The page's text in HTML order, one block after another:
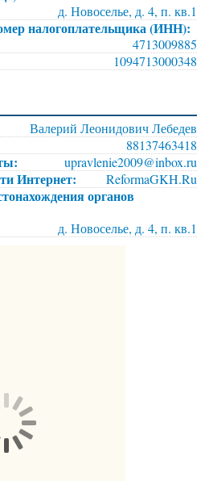
д. Новоселье, д. 4, п. кв.1
налогоплательщика (ИНН):
4713009885
1094713000348
Валерий Леонидович Лебедев
88137463418
upravlenie2009@inbox.ru
Интернет: ReformaGKH.Ru
органов
д. Новоселье, д. 4, п. кв.1